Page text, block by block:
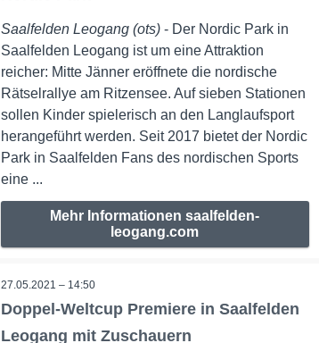
Saalfelden Leogang (ots)- Der Nordic Park in
Saalfelden Leogang ist um eine Attraktion
reicher: Mitte Jänner eröffnete die nordische
Rätselrallye am Ritzensee. Auf sieben Stationen
sollen Kinder spielerisch an den Langlaufsport
herangeführt werden. Seit 2017 bietet der Nordic
Park in Saalfelden Fans des nordischen Sports
eine ...
Mehr Informationen saalfelden-
leogang.com
27.05.2021 – 14:50
Doppel-Weltcup Premiere in Saalfelden
Leogang mit Zuschauern